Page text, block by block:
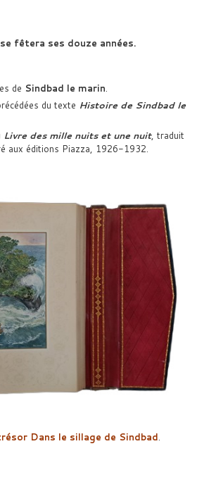
fêtera ses douze années.
de Sindbad le marin.
du texte Histoire de Sindbad le
Livre des mille nuits et une nuit, traduit
aux éditions Piazza, 1926-1932.
Dans le sillage de Sindbad.